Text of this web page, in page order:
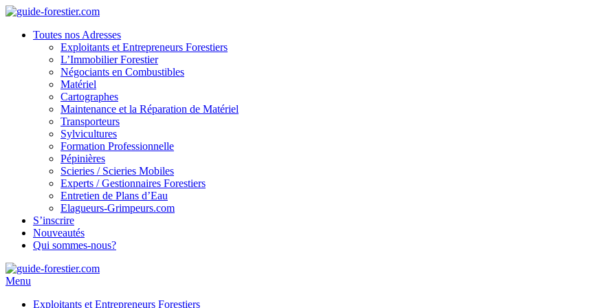
Toutes nos Adresses
Exploitants et Entrepreneurs Forestiers
L’Immobilier Forestier
Négociants en Combustibles
Matériel
Cartographes
Maintenance et la Réparation de Matériel
Transporteurs
Sylvicultures
Formation Professionnelle
Pépinières
Scieries / Scieries Mobiles
Experts / Gestionnaires Forestiers
Entretien de Plans d’Eau
Elagueurs-Grimpeurs.com
S’inscrire
Nouveautés
Qui sommes-nous?
Menu
Exploitants et Entrepreneurs Forestiers